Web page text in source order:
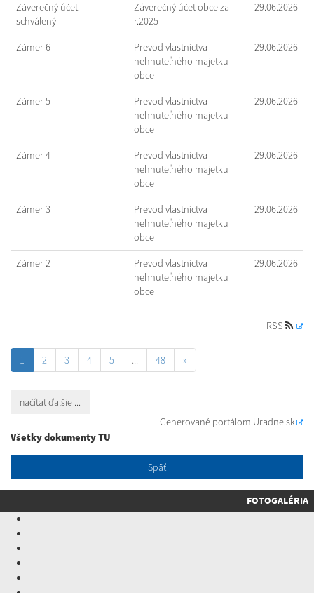
Záverečný účet -
schválený
Záverečný účet obce za
r.2025
29.06.2026
Zámer 6
Prevod vlastníctva
nehnuteľného majetku
obce
29.06.2026
Zámer 5
Prevod vlastníctva
nehnuteľného majetku
obce
29.06.2026
Zámer 4
Prevod vlastníctva
nehnuteľného majetku
obce
29.06.2026
Zámer 3
Prevod vlastníctva
nehnuteľného majetku
obce
29.06.2026
Zámer 2
Prevod vlastníctva
nehnuteľného majetku
obce
29.06.2026
RSS
1 2 3 4 5 ... 48 »
načítať ďalšie ...
Generované portálom Uradne.sk
Všetky dokumenty TU
Späť
FOTOGALÉRIA